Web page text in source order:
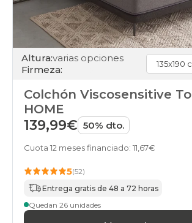
Altura:varias opciones
Firmeza:
Colchón Viscosensitive
HOME
139,99€ 50% dto.
Cuota 12 meses financiado: 11,67€
5(52)
Entrega gratis de 48 a 72 horas
Quedan 26 unidades